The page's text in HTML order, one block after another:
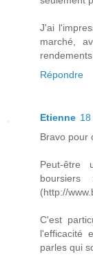
J'ai
marché,
Répondre
Etienne
Bravo pour
Peut-être
(http://
C'est
l'efficacité
parles qui